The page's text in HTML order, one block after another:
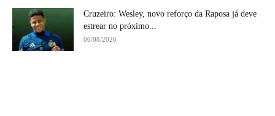
Cruzeiro: Wesley, novo reforço da Raposa já deve
estrear no próximo...
06/08/2026